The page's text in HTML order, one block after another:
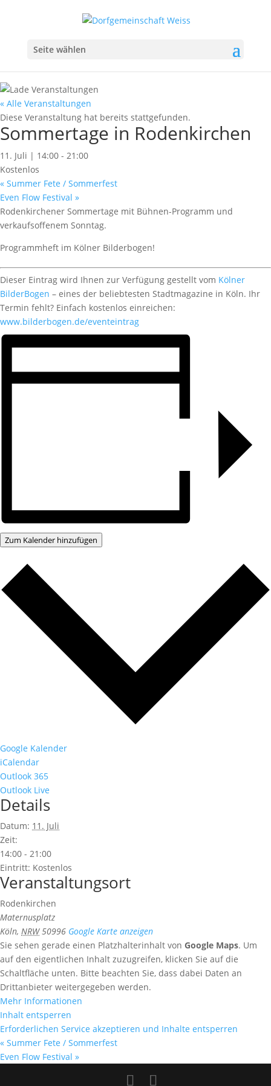
Seite wählen
« Alle Veranstaltungen
Diese Veranstaltung hat bereits stattgefunden.
Sommertage in Rodenkirchen
11. Juli | 14:00 - 21:00
Kostenlos
« Summer Fete / Sommerfest
Even Flow Festival »
Rodenkirchener Sommertage mit Bühnen-Programm und
verkaufsoffenem Sonntag.
Programmheft im Kölner Bilderbogen!
Dieser Eintrag wird Ihnen zur Verfügung gestellt vom Kölner
BilderBogen – eines der beliebtesten Stadtmagazine in Köln. Ihr
Termin fehlt? Einfach kostenlos einreichen:
www.bilderbogen.de/eventeintrag
Zum Kalender hinzufügen
Google Kalender
iCalendar
Outlook 365
Outlook Live
Details
Datum: 11. Juli
Zeit:
14:00 - 21:00
Eintritt: Kostenlos
Veranstaltungsort
Rodenkirchen
Maternusplatz
Köln, NRW 50996 Google Karte anzeigen
Sie sehen gerade einen Platzhalterinhalt von Google Maps. Um
auf den eigentlichen Inhalt zuzugreifen, klicken Sie auf die
Schaltfläche unten. Bitte beachten Sie, dass dabei Daten an
Drittanbieter weitergegeben werden.
Mehr Informationen
Inhalt entsperren
Erforderlichen Service akzeptieren und Inhalte entsperren
« Summer Fete / Sommerfest
Even Flow Festival »